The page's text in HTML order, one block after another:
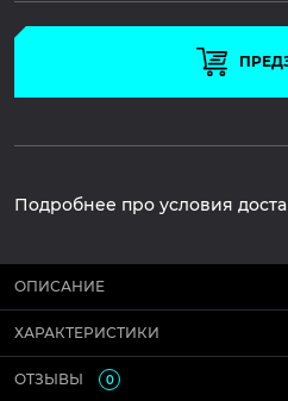
Подробнее про условия
ОПИСАНИЕ
ХАРАКТЕРИСТИКИ
ОТЗЫВЫ 0